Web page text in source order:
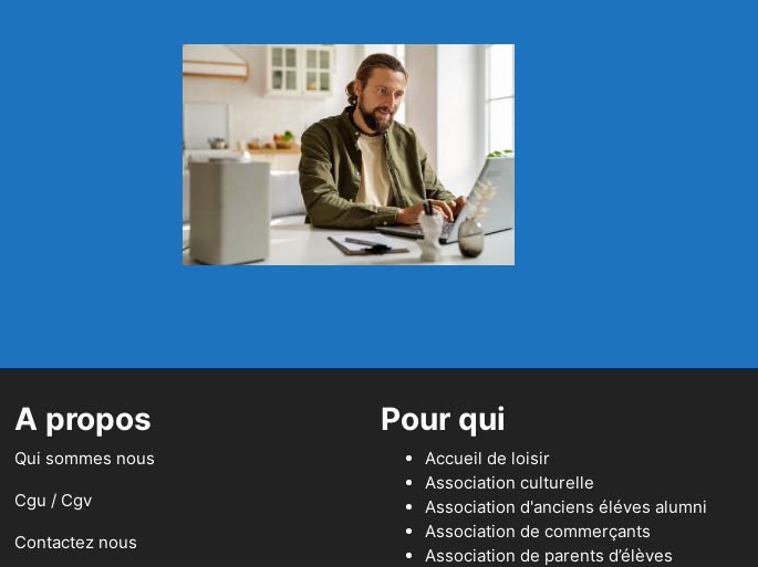
A propos
Qui sommes nous
Cgu / Cgv
Contactez nous
Pour qui
Accueil de loisir
Association culturelle
Association d'anciens éléves alumni
Association de commerçants
Association de parents d’élèves